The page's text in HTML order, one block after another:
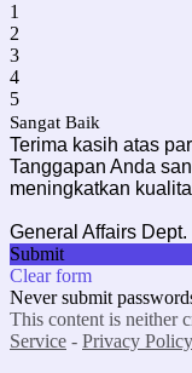
1
2
3
4
5
Sangat Baik
Terima kasih atas
Tanggapan Anda
meningkatkan
General Affairs Dept.
Submit
Clear form
Never submit
This content is neither
Service - Privacy Policy